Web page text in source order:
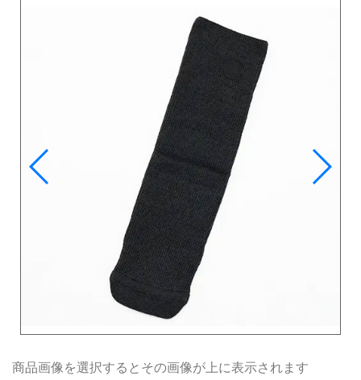
商品画像を選択するとその画像が上に表示されます